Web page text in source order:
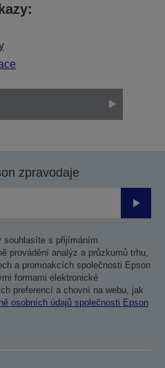
zpravodaje
souhlasíte s přijímáním
provádění analýz a průzkumů trhu,
a promoakcích společnosti Epson
formami elektronické
preferencí a chovní na webu, jak
osobních údajů společnosti Epson